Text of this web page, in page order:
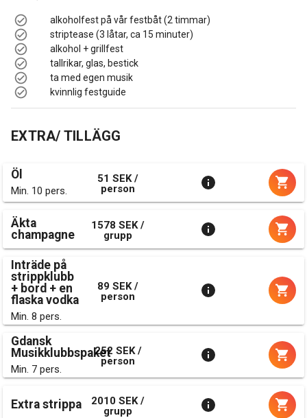
alkoholfest på vår festbåt (2 timmar)
striptease (3 låtar, ca 15 minuter)
alkohol + grillfest
tallrikar, glas, bestick
ta med egen musik
kvinnlig festguide
EXTRA/ TILLÄGG
Öl
Min. 10 pers.
51 SEK /
person
Äkta
champagne
1578 SEK /
grupp
Inträde på
strippklubb
+ bord + en
flaska vodka
Min. 8 pers.
89 SEK /
person
Gdansk
Musikklubbspaket
Min. 7 pers.
252 SEK /
person
Extra strippa
2010 SEK /
grupp